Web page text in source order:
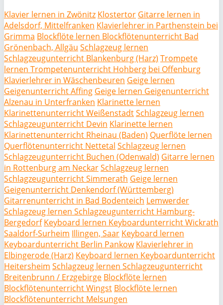
Klavier lernen in Zwönitz Klostertor Gitarre lernen in
Adelsdorf, Mittelfranken Klavierlehrer in Parthenstein bei
Grimma Blockflöte lernen Blockflötenunterricht Bad
Grönenbach, Allgäu Schlagzeug lernen
Schlagzeugunterricht Blankenburg (Harz) Trompete
lernen Trompetenunterricht Hohberg bei Offenburg
Klavierlehrer in Wäschenbeuren Geige lernen
Geigenunterricht Affing Geige lernen Geigenunterricht
Alzenau in Unterfranken Klarinette lernen
Klarinettenunterricht WeißenstadtSchlagzeug lernen
Schlagzeugunterricht Devin Klarinette lernen
Klarinettenunterricht Rheinau (Baden) Querflöte lernen
Querflötenunterricht Nettetal Schlagzeug lernen
Schlagzeugunterricht Buchen (Odenwald) Gitarre lernen
in Rottenburg am NeckarSchlagzeug lernen
Schlagzeugunterricht Simmerath Geige lernen
Geigenunterricht Denkendorf (Württemberg)
Gitarrenunterricht in Bad Bodenteich Lemwerder
Schlagzeug lernen Schlagzeugunterricht Hamburg-
Bergedorf Keyboard lernen Keyboardunterricht Wickrath
Saaldorf-Surheim Illingen, Saar Keyboard lernen
Keyboardunterricht Berlin Pankow Klavierlehrer in
Elbingerode (Harz) Keyboard lernen Keyboardunterricht
Heitersheim Schlagzeug lernen Schlagzeugunterricht
Breitenbrunn / Erzgebirge Blockflöte lernen
Blockflötenunterricht Wingst Blockflöte lernen
Blockflötenunterricht Melsungen